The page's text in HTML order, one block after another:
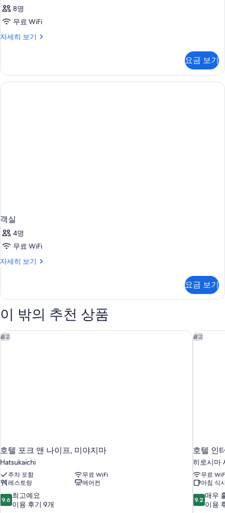
8명
무료 WiFi
자세히 보기
객
히
보
기
요금 보기
객실
4명
무료 WiFi
자세히 보기
객
히
기
요금 보기
이 밖의 추천 상품
광고
호텔 포크 앤 나이프, 미야지마
Hatsukaichi
주차 포함
무료 WiFi
레스토랑
에어컨
10
점
9.6 최고예요
이용 후기 9개
호텔 포크 앤 나이프, 미야지마 광고
호텔 인
히로시마
무료
아침 식
10
점
9.2 매우
이용
호텔 인